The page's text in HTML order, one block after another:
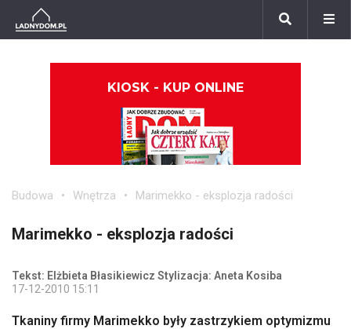
KIOSK - KUP ONLINE
Budowa Wnętrza Marimekko - eksplozja radości
Marimekko - eksplozja radości
Tekst: Elżbieta Błasikiewicz Stylizacja: Aneta Kosiba
17-12-2010 15:11
Tkaniny firmy Marimekko były zastrzykiem optymizmu